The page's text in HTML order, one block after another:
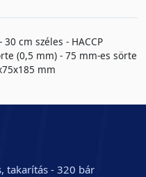
cm széles - HACCP
(0,5 mm) - 75 mm-es sörte
mm
takarítás - 320 bár